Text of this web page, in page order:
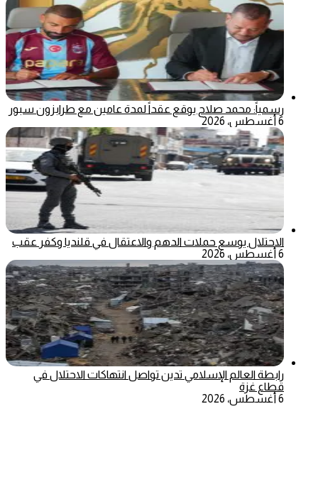
رسمياً: محمد صلاح يوقع عقداً لمدة عامين مع طرابزون سبور
6 أغسطس، 2026
الاحتلال يوسع حملات الدهم والاعتقال في قلنديا وكفر عقب
6 أغسطس، 2026
رابطة العالم الإسلامي تدين تواصل انتهاكات الاحتلال في
قطاع غزة
6 أغسطس، 2026